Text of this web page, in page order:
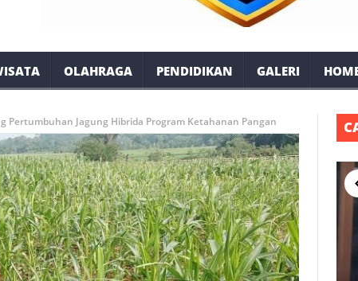
OLAHRAGA PENDIDIKAN GALERI
Pertumbuhan Jagung Hibrida Program Ketahanan Pangan